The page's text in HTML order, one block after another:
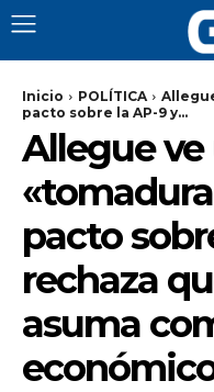
Inicio POLÍTICA
pacto sobre la AP-9 y...
Allegue ve
pacto
rechaza
asuma